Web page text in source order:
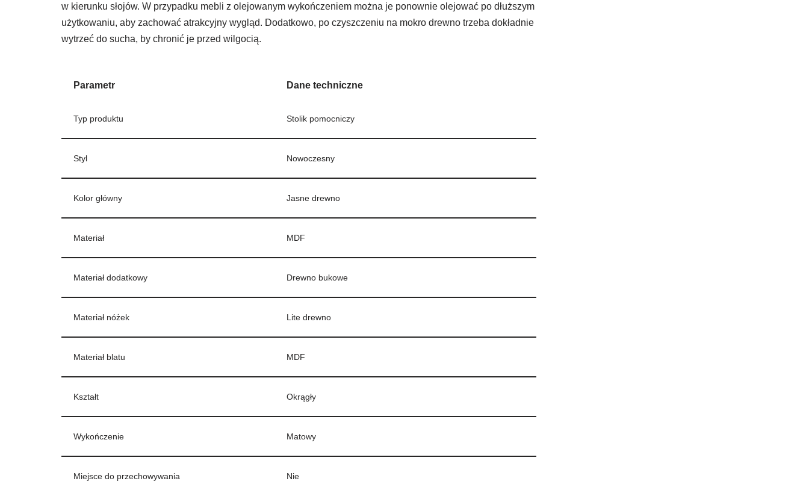
w kierunku słojów. W przypadku mebli z olejowanym wykończeniem można je ponownie olejować po dłuższym
użytkowaniu, aby zachować atrakcyjny wygląd. Dodatkowo, po czyszczeniu na mokro drewno trzeba dokładnie
wytrzeć do sucha, by chronić je przed wilgocią.
Parametr Dane techniczne
Typ produktu Stolik pomocniczy
Styl Nowoczesny
Kolor główny Jasne drewno
Materiał MDF
Materiał dodatkowy Drewno bukowe
Materiał nóżek Lite drewno
Materiał blatu MDF
Kształt Okrągły
Wykończenie Matowy
Miejsce do przechowywania Nie